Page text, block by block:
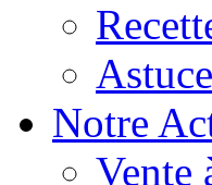
Notre
Vente